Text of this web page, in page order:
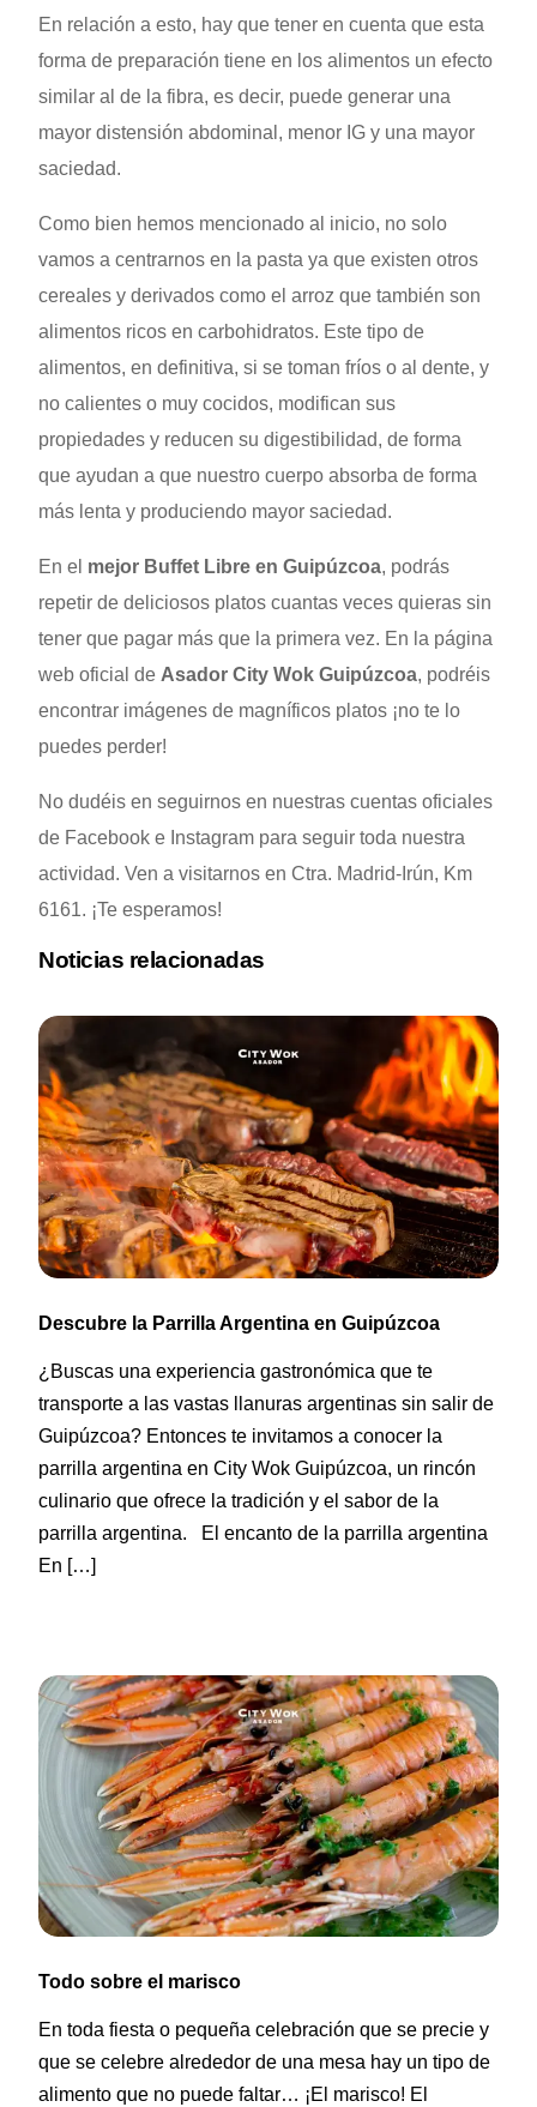
En relación a esto, hay que tener en cuenta que esta
forma de preparación tiene en los alimentos un efecto
similar al de la fibra, es decir, puede generar una
mayor distensión abdominal, menor IG y una mayor
saciedad.
Como bien hemos mencionado al inicio, no solo
vamos a centrarnos en la pasta ya que existen otros
cereales y derivados como el arroz que también son
alimentos ricos en carbohidratos. Este tipo de
alimentos, en definitiva, si se toman fríos o al dente, y
no calientes o muy cocidos, modifican sus
propiedades y reducen su digestibilidad, de forma
que ayudan a que nuestro cuerpo absorba de forma
más lenta y produciendo mayor saciedad.
En el mejor Buffet Libre en Guipúzcoa, podrás
repetir de deliciosos platos cuantas veces quieras sin
tener que pagar más que la primera vez. En la página
web oficial de Asador City Wok Guipúzcoa, podréis
encontrar imágenes de magníficos platos ¡no te lo
puedes perder!
No dudéis en seguirnos en nuestras cuentas oficiales
de Facebook e Instagram para seguir toda nuestra
actividad. Ven a visitarnos en Ctra. Madrid-Irún, Km
6161. ¡Te esperamos!
Noticias relacionadas
Descubre la Parrilla Argentina en Guipúzcoa
¿Buscas una experiencia gastronómica que te
transporte a las vastas llanuras argentinas sin salir de
Guipúzcoa? Entonces te invitamos a conocer la
parrilla argentina en City Wok Guipúzcoa, un rincón
culinario que ofrece la tradición y el sabor de la
parrilla argentina. El encanto de la parrilla argentina
En […]
Todo sobre el marisco
En toda fiesta o pequeña celebración que se precie y
que se celebre alrededor de una mesa hay un tipo de
alimento que no puede faltar… ¡El marisco! El